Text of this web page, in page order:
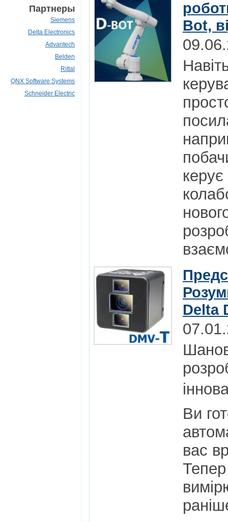
Партнеры
Siemens
Delta Electronics
Advantech
Belden
Rittal
QNX Software Systems
Schneider Electric
Bot,
Delta
Ви
вас